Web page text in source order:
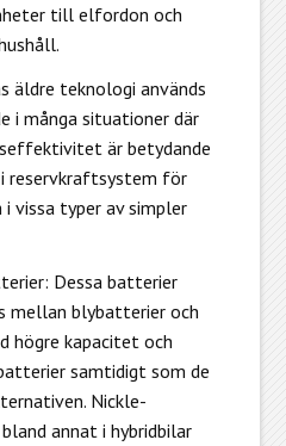
till elfordon och
äldre teknologi används
i många situationer där
är betydande
för
vissa typer av simpler
Dessa batterier
mellan blybatterier och
högre kapacitet och
samtidigt som de
Nickle-
annat i hybridbilar